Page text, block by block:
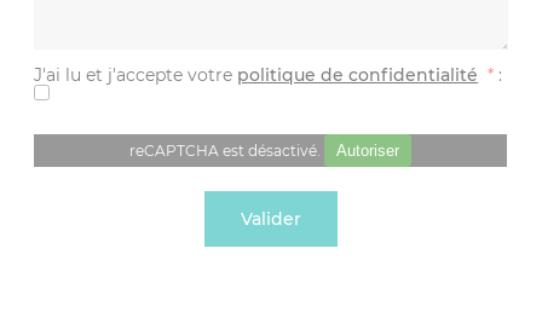
J'ai lu et j'accepte votre politique de confidentialité * :
reCAPTCHA est désactivé. Autoriser